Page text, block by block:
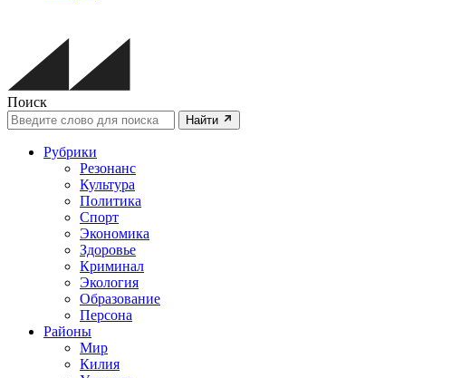
Поиск
Найти
Рубрики
Резонанс
Культура
Политика
Спорт
Экономика
Здоровье
Криминал
Экология
Образование
Персона
Районы
Мир
Килия